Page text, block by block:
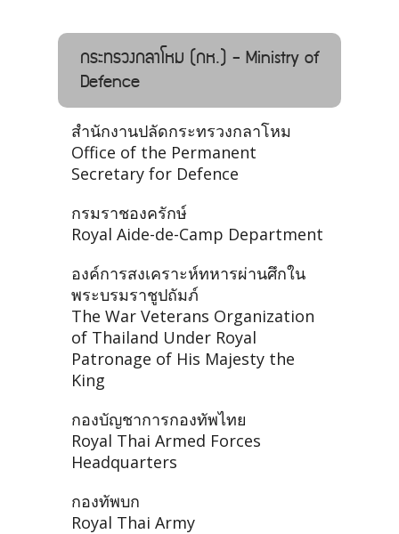
กระทรวงกลาโหม (กห.) - Ministry of
Defence
สำนักงานปลัดกระทรวงกลาโหม
Office of the Permanent
Secretary for Defence
กรมราชองครักษ์
Royal Aide-de-Camp Department
องค์การสงเคราะห์ทหารผ่านศึกใน
พระบรมราชูปถัมภ์
The War Veterans Organization
of Thailand Under Royal
Patronage of His Majesty the
King
กองบัญชาการกองทัพไทย
Royal Thai Armed Forces
Headquarters
กองทัพบก
Royal Thai Army